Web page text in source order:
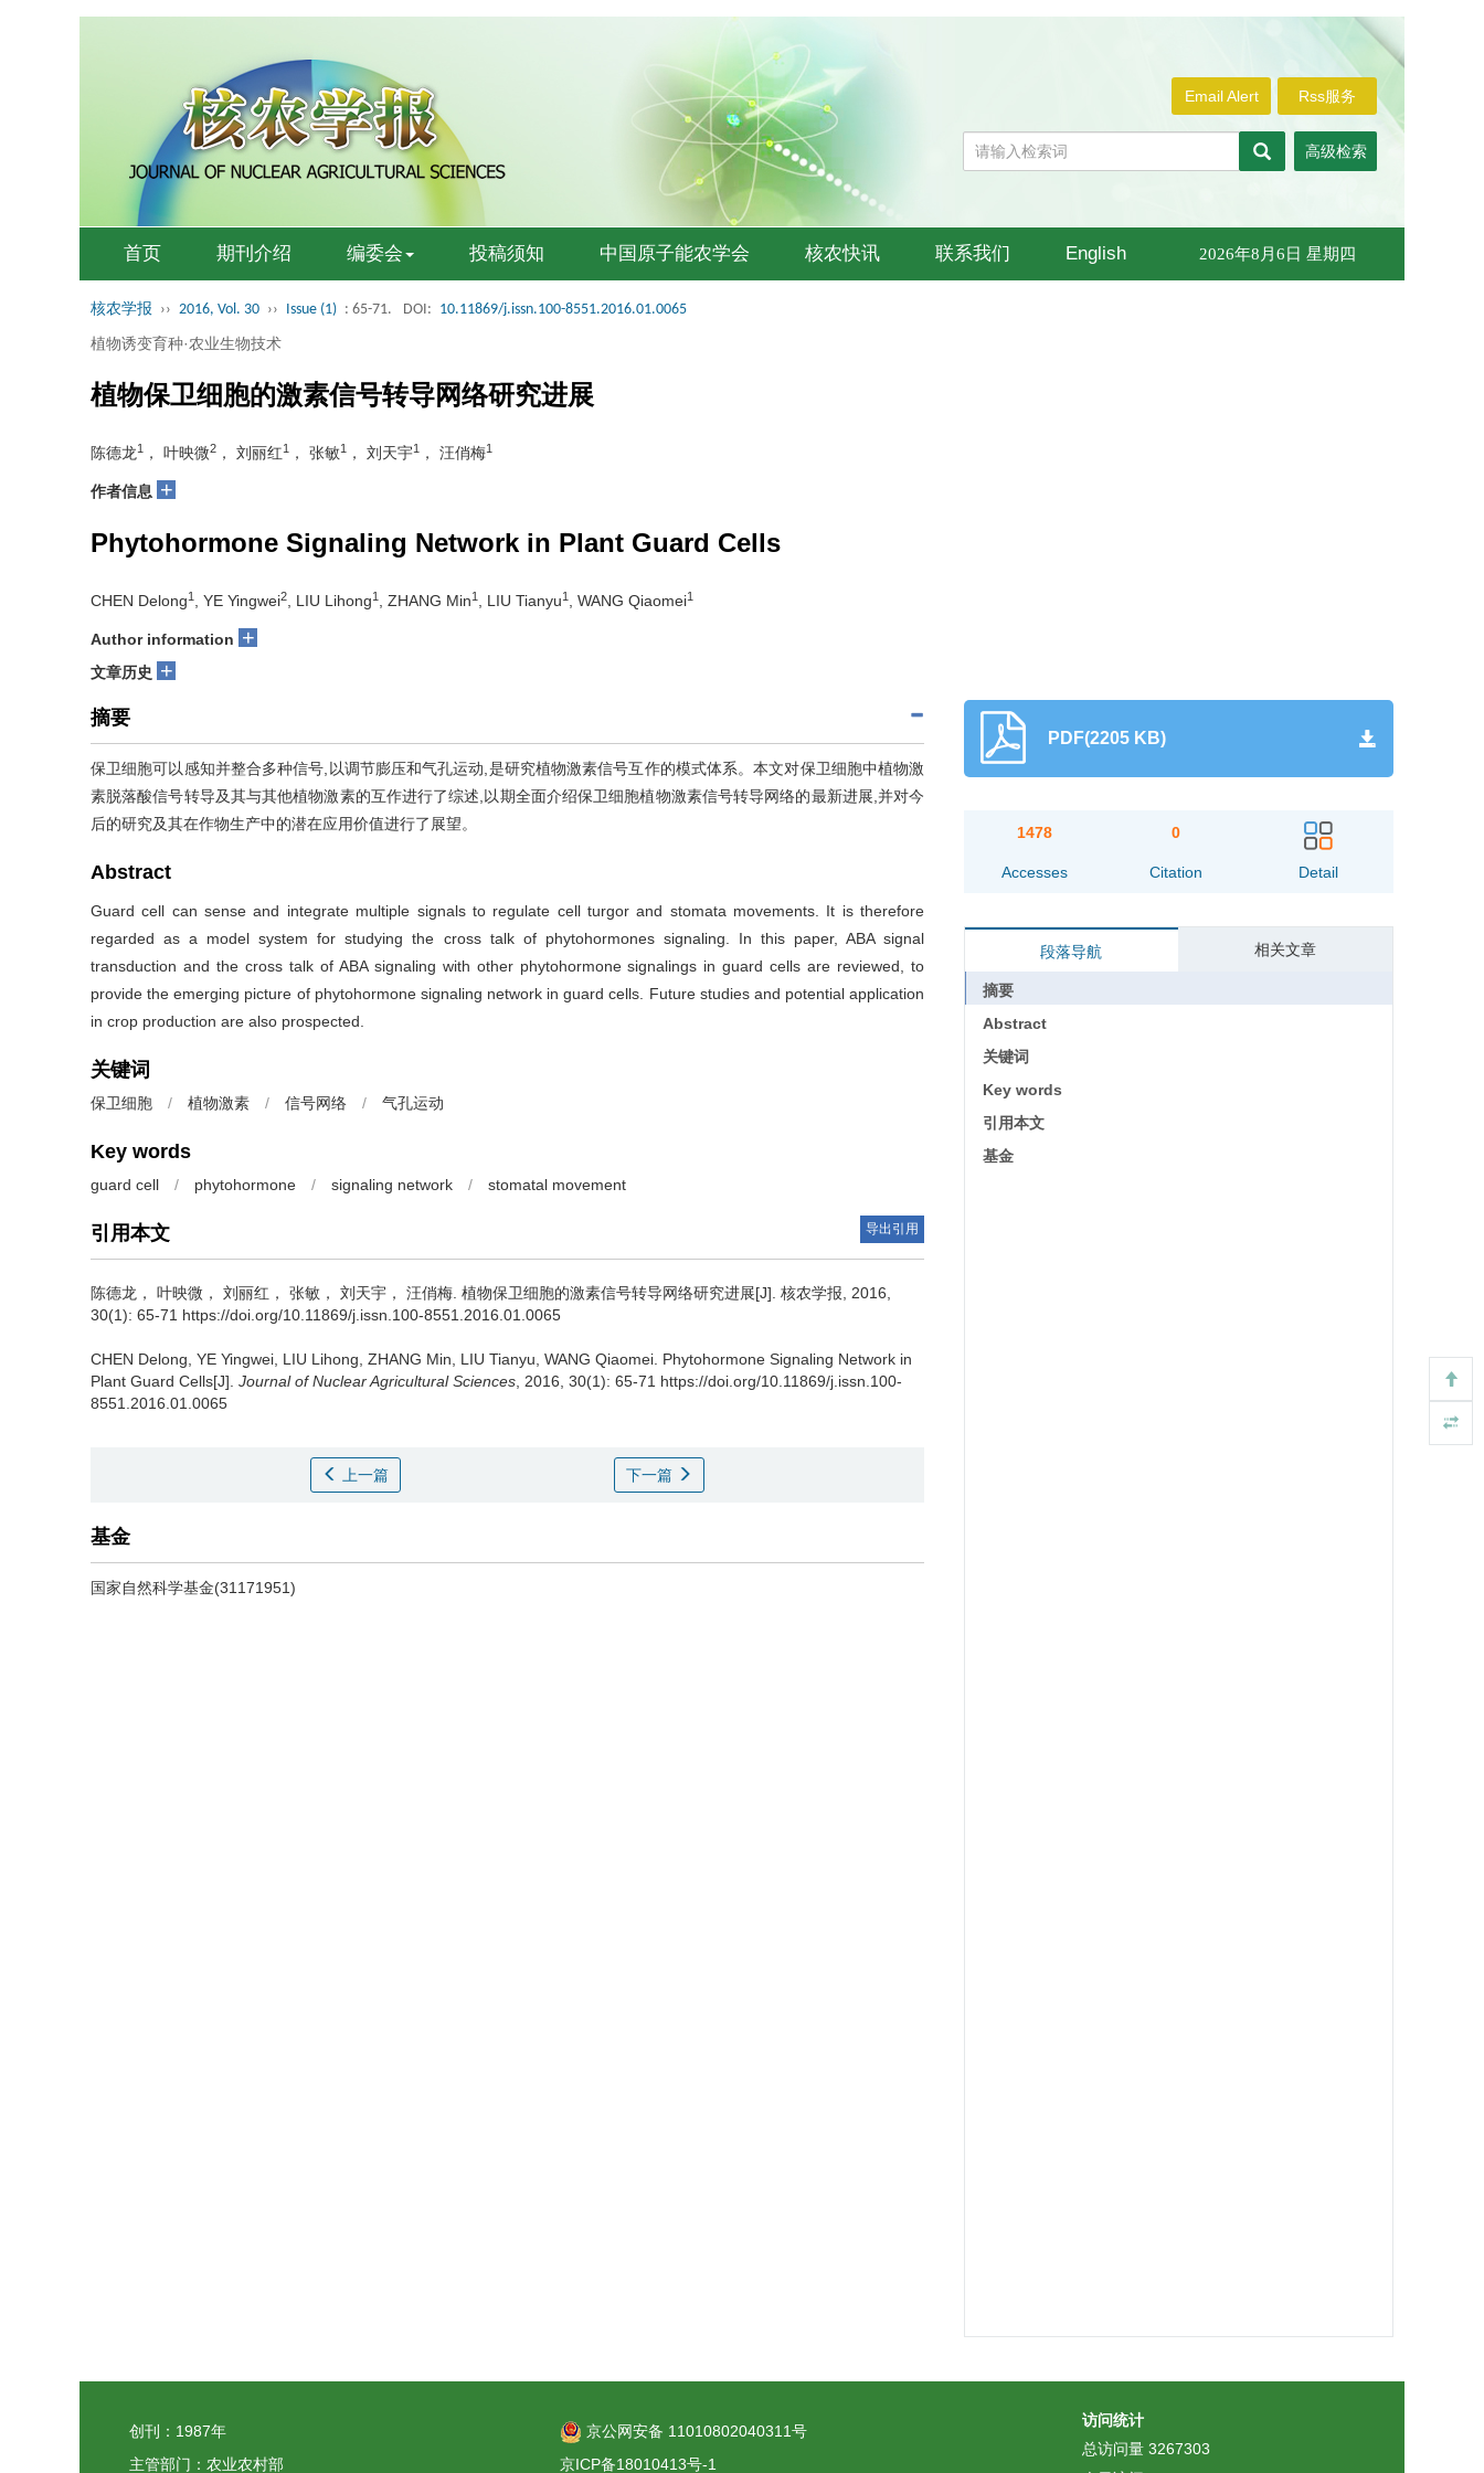
Rss服务
Email Alert
高级检索
首页 期刊介绍 编委会 投稿须知 中国原子能农学会 核农快讯 联系我们 English 2026年8月6日 星期四
核农学报 ›› 2016, Vol. 30 ›› Issue (1) : 65-71. DOI: 10.11869/j.issn.100-8551.2016.01.0065
植物诱变育种·农业生物技术
植物保卫细胞的激素信号转导网络研究进展
陈德龙1 ， 叶映微2 ， 刘丽红1 ， 张敏1 ， 刘天宇1 ， 汪俏梅1
作者信息 +
Phytohormone Signaling Network in Plant Guard Cells
CHEN Delong1 , YE Yingwei2 , LIU Lihong1 , ZHANG Min1 , LIU Tianyu1 , WANG Qiaomei1
Author information +
文章历史 +
摘要
保卫细胞可以感知并整合多种信号,以调节膨压和气孔运动,是研究植物激素信号互作的模式体系。本文对保卫细胞中植物激
素脱落酸信号转导及其与其他植物激素的互作进行了综述,以期全面介绍保卫细胞植物激素信号转导网络的最新进展,并对今
后的研究及其在作物生产中的潜在应用价值进行了展望。
Abstract
Guard cell can sense and integrate multiple signals to regulate cell turgor and stomata movements. It is therefore
regarded as a model system for studying the cross talk of phytohormones signaling. In this paper, ABA signal
transduction and the cross talk of ABA signaling with other phytohormone signalings in guard cells are reviewed, to
provide the emerging picture of phytohormone signaling network in guard cells. Future studies and potential application
in crop production are also prospected.
关键词
保卫细胞 / 植物激素 / 信号网络 / 气孔运动
Key words
guard cell / phytohormone / signaling network / stomatal movement
引用本文 导出引用
陈德龙， 叶映微， 刘丽红， 张敏， 刘天宇， 汪俏梅. 植物保卫细胞的激素信号转导网络研究进展[J]. 核农学报, 2016,
30(1): 65-71 https://doi.org/10.11869/j.issn.100-8551.2016.01.0065
CHEN Delong, YE Yingwei, LIU Lihong, ZHANG Min, LIU Tianyu, WANG Qiaomei. Phytohormone Signaling Network in
Plant Guard Cells[J]. Journal of Nuclear Agricultural Sciences , 2016, 30(1): 65-71 https://doi.org/10.11869/j.issn.100-
8551.2016.01.0065
上一篇 下一篇
基金
国家自然科学基金(31171951)
PDF(2205 KB)
1478
Accesses
0
Citation Detail
段落导航 相关文章
摘要
Abstract
关键词
Key words
引用本文
基金
创刊：1987年
主管部门：农业农村部
京公网安备 11010802040311号
京ICP备18010413号-1
访问统计
总访问量 3267303